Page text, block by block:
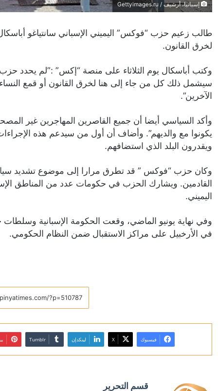
إسبانيا، أرشيف / Gettyimages.ru
طالب زعيم حزب “فوكس” اليميني الإسباني سانتياغو
لخرق القانون.
وكتب أباسكال يوم الثلاثاء على منصة “إكس” :”لم يحدد
سيشمل ذلك كل من جاء إلى هنا لخرق القانون أو قمع
الآخرين”.
وأكد السياسي أيضا أن جميع القاصرين المهاجرين غير
يكونوا مع والديهم”. وأضاف أن أول من سيدعم هذه
ويقدرون البلد الذي استضافهم.
وكان حزب “فوكس ” قد تطرق مرارا إلى موضوع تشديد سياسة
القادمين. ويشارك الحزب في حكومات عدد من المناطق
اليميني.
وفي نهاية يونيو الماضي، وقعت الحكومة الإسبانية
في الأرخبيل على مراكز الاستقبال ضمن النظام الحكومي.
فيسبوك X لينكدإن
قسم التحرير